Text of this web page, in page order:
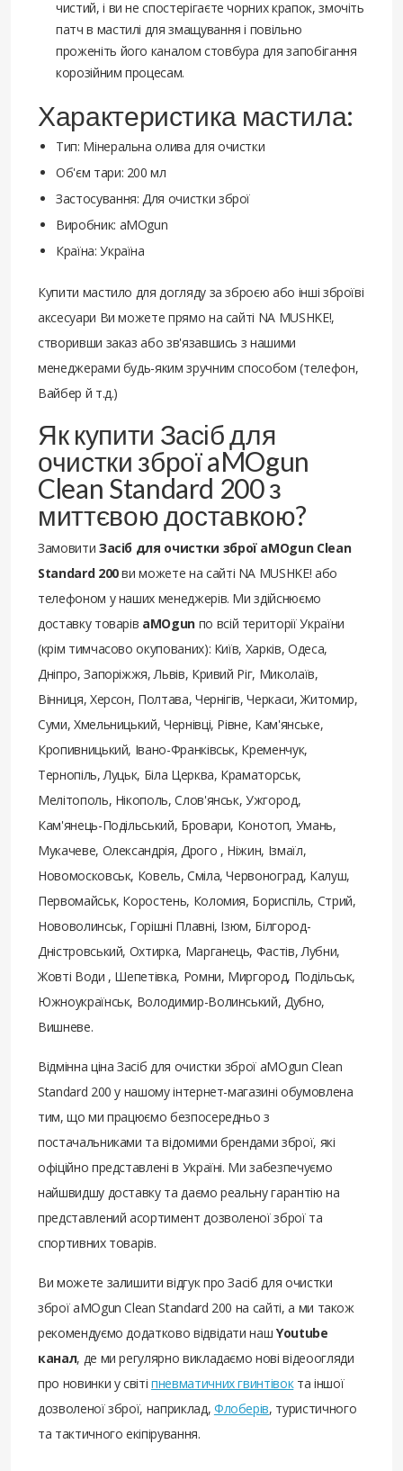
чистий, і ви не спостерігаєте чорних крапок, змочіть
патч в мастилі для змащування і повільно
проженіть його каналом стовбура для запобігання
корозійним процесам.
Характеристика мастила:
Тип: Мінеральна олива для очистки
Об'єм тари: 200 мл
Застосування: Для очистки зброї
Виробник: aMOgun
Країна: Україна
Купити мастило для догляду за зброєю або інші зброїві
аксесуари Ви можете прямо на сайті NA MUSHKE!,
створивши заказ або зв'язавшись з нашими
менеджерами будь-яким зручним способом (телефон,
Вайбер й т.д.)
Як купити Засіб для
очистки зброї aMOgun
Clean Standard 200 з
миттєвою доставкою?
Замовити Засіб для очистки зброї aMOgun Clean
Standard 200ви можете на сайті NA MUSHKE! або
телефоном у наших менеджерів. Ми здійснюємо
доставку товарів aMOgunпо всій території України
(крім тимчасово окупованих): Київ, Харків, Одеса,
Дніпро, Запоріжжя, Львів, Кривий Ріг, Миколаїв,
Вінниця, Херсон, Полтава, Чернігів, Черкаси, Житомир,
Суми, Хмельницький, Чернівці, Рівне, Кам'янське,
Кропивницький, Івано-Франківськ, Кременчук,
Тернопіль, Луцьк, Біла Церква, Краматорськ,
Мелітополь, Нікополь, Слов'янськ, Ужгород,
Кам'янець-Подільський, Бровари, Конотоп, Умань,
Мукачеве, Олександрія, Дрого , Ніжин, Ізмаїл,
Новомосковськ, Ковель, Сміла, Червоноград, Калуш,
Первомайськ, Коростень, Коломия, Бориспіль, Стрий,
Нововолинськ, Горішні Плавні, Ізюм, Білгород-
Дністровський, Охтирка, Марганець, Фастів, Лубни,
Жовті Води , Шепетівка, Ромни, Миргород, Подільськ,
Южноукраїнськ, Володимир-Волинський, Дубно,
Вишневе.
Відмінна ціна Засіб для очистки зброї aMOgun Clean
Standard 200 у нашому інтернет-магазині обумовлена ​​
тим, що ми працюємо безпосередньо з
постачальниками та відомими брендами зброї, які
офіційно представлені в Україні. Ми забезпечуємо
найшвидшу доставку та даємо реальну гарантію на
представлений асортимент дозволеної зброї та
спортивних товарів.
Ви можете залишити відгук про Засіб для очистки
зброї aMOgun Clean Standard 200 на сайті, а ми також
рекомендуємо додатково відвідати нашYoutube
канал, де ми регулярно викладаємо нові відеоогляди
про новинки у світіпневматичних гвинтівокта іншої
дозволеної зброї, наприклад, Флоберів, туристичного
та тактичного екіпірування.